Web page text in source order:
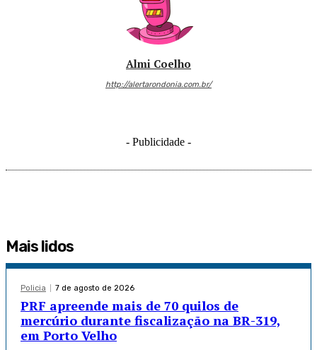
Almi Coelho
http://alertarondonia.com.br/
- Publicidade -
Mais lidos
Policia 7 de agosto de 2026
PRF apreende mais de 70 quilos de
mercúrio durante fiscalização na BR-319,
em Porto Velho